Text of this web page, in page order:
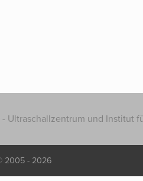
- Ultraschallzentrum und
2005 - 2026